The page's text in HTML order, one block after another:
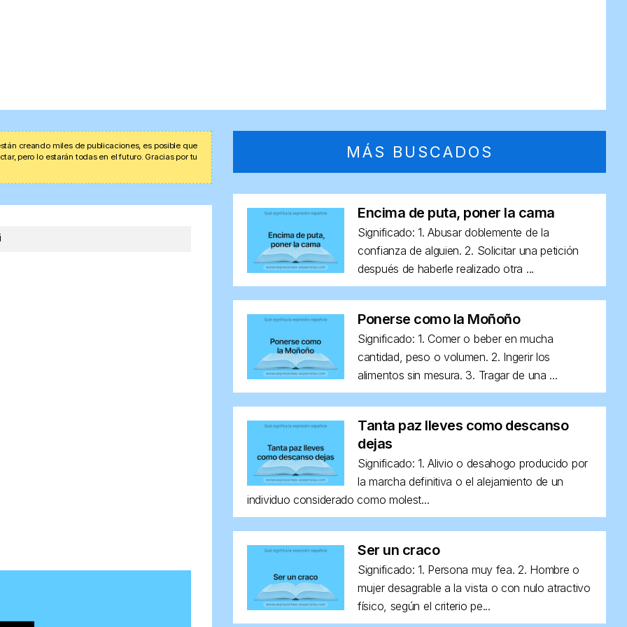
creando miles de publicaciones, es posible que
pero lo estarán todas en el futuro. Gracias por tu
MÁS BUSCADOS
Encima de puta, poner la cama
Significado: 1. Abusar doblemente de la
confianza de alguien. 2. Solicitar una petición
después de haberle realizado otra ...
Ponerse como la Moñoño
Significado: 1. Comer o beber en mucha
cantidad, peso o volumen. 2. Ingerir los
alimentos sin mesura. 3. Tragar de una ...
Tanta paz lleves como descanso
dejas
Significado: 1. Alivio o desahogo producido por
la marcha definitiva o el alejamiento de un
individuo considerado como molest...
Ser un craco
Significado: 1. Persona muy fea. 2. Hombre o
mujer desagrable a la vista o con nulo atractivo
físico, según el criterio pe...